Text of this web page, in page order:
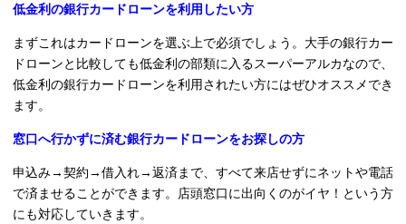
低金利の銀行カードローンを利用したい方
まずこれはカードローンを選ぶ上で必須でしょう。大手の銀行カー
ドローンと比較しても低金利の部類に入るスーパーアルカなので、
低金利の銀行カードローンを利用されたい方にはぜひオススメでき
ます。
窓口へ行かずに済む銀行カードローンをお探しの方
申込み→契約→借入れ→返済まで、すべて来店せずにネットや電話
で済ませることができます。
店頭窓口に出向くのがイヤ！という方
にも対応していきます。